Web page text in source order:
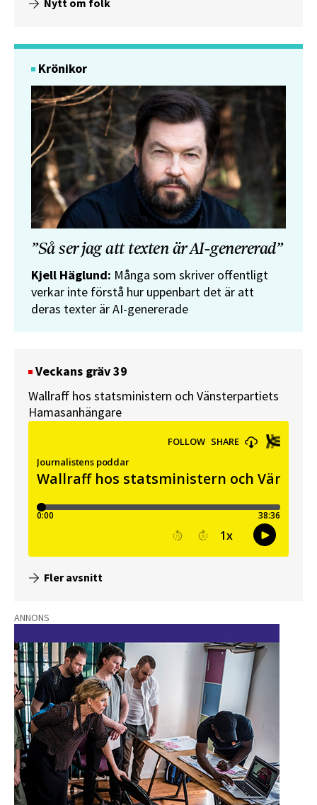
Nytt om folk
Krönikor
”Så ser jag att texten är AI-genererad”
Kjell Häglund: Många som skriver offentligt
verkar inte förstå hur uppenbart det är att
deras texter är AI-genererade
Veckans gräv 39
Wallraff hos statsministern och Vänsterpartiets
Hamasanhängare
Fler avsnitt
ANNONS